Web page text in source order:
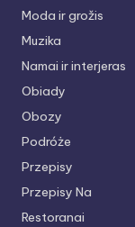
Moda ir grožis
Muzika
Namai ir interjeras
Obiady
Obozy
Podróże
Przepisy
Przepisy Na
Restoranai